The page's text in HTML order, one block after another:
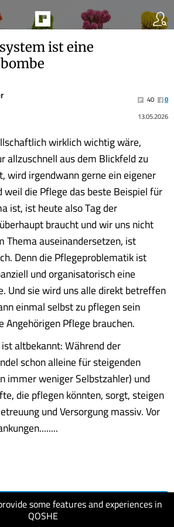
some features and experiences in
QOSHE
ist eine
40
0
13.05.2026
wirklich wichtig wäre,
allzuschnell aus dem Blickfeld zu
wird irgendwann gerne ein eigener
die Pflege das beste Beispiel für
ist, ist heute also Tag der
braucht und wir uns nicht
Thema auseinandersetzen, ist
Denn die Pflegeproblematik ist
und organisatorisch eine
Und sie wird uns alle direkt betreffen
einmal selbst zu pflegen sein
Angehörigen Pflege brauchen.
altbekannt: Während der
schon alleine für steigenden
immer weniger Selbstzahler) und
die pflegen könnten, sorgt, steigen
und Versorgung massiv. Vor
visit website